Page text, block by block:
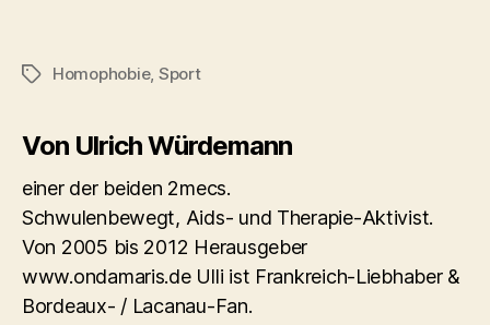
Schlagwörter
Homophobie, Sport
Von Ulrich Würdemann
einer der beiden 2mecs.
Schwulenbewegt, Aids- und Therapie-Aktivist.
Von 2005 bis 2012 Herausgeber
www.ondamaris.de Ulli ist Frankreich-Liebhaber &
Bordeaux- / Lacanau-Fan.